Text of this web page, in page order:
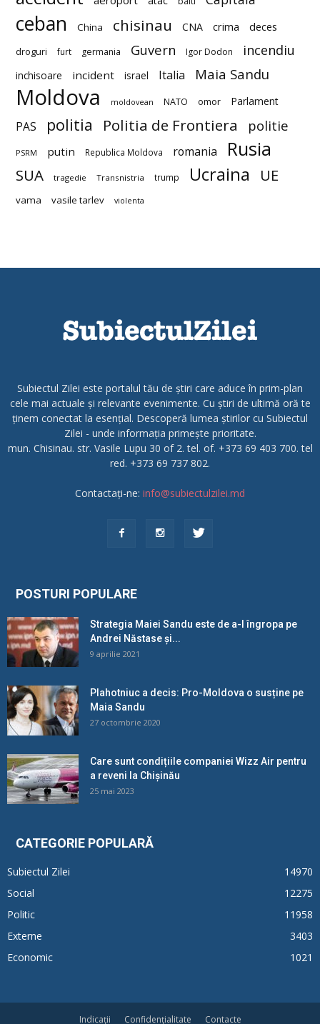
ceban China chisinau CNA crima deces
droguri furt germania Guvern Igor Dodon incendiu
inchisoare incident israel Italia Maia Sandu
Moldova moldovean NATO omor Parlament
PAS politia Politia de Frontiera politie
PSRM putin Republica Moldova romania Rusia
SUA tragedie Transnistria trump Ucraina UE
vama vasile tarlev violenta
Subiectul Zilei este portalul tău de știri care aduce în prim-plan
cele mai actuale și relevante evenimente. Cu știri de ultimă oră te
ținem conectat la esențial. Descoperă lumea știrilor cu Subiectul
Zilei - unde informația primește prioritate.
mun. Chisinau. str. Vasile Lupu 30 of 2. tel. of. +373 69 403 700. tel
red. +373 69 737 802.
Contactați-ne: info@subiectulzilei.md
POSTURI POPULARE
Strategia Maiei Sandu este de a-l îngropa pe
Andrei Năstase și...
9 aprilie 2021
Plahotniuc a decis: Pro-Moldova o susține pe
Maia Sandu
27 octombrie 2020
Care sunt condițiile companiei Wizz Air pentru
a reveni la Chișinău
25 mai 2023
CATEGORIE POPULARĂ
Subiectul Zilei
14970
Social
12275
Politic
11958
Externe
3403
Economic
1021
Indicații Confidențialitate Contacte